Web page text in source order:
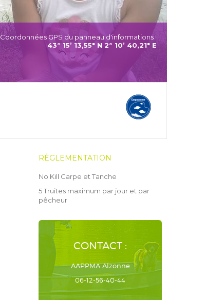
Coordonnées GPS du panneau d'informations :
43° 15’ 13,55" N 2° 10’ 40,21" E
RÈGLEMENTATION
No Kill Carpe et Tanche
5 Truites maximum par jour et par
pêcheur
CONTACT :
AAPPMA Alzonne
06-12-56-40-44